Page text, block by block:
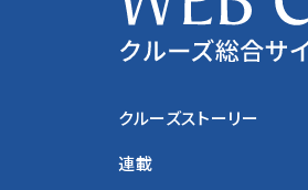
クルーズストーリー
連載